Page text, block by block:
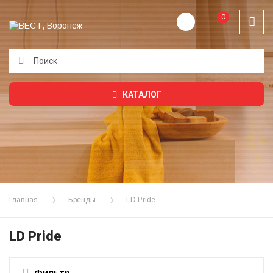
0
КАТАЛОГ
Главная Бренды LD Pride
LD Pride